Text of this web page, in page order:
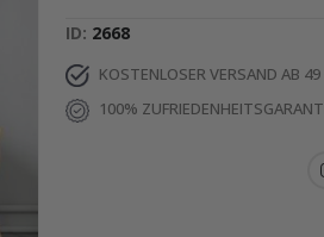
ID 2668
KOSTENLOSER VERSAND AB 49
100%